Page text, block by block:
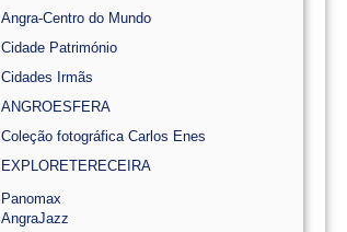
Angra-Centro do Mundo
Cidade Património
Cidades Irmãs
ANGROESFERA
Coleção fotográfica Carlos Enes
EXPLORETERECEIRA
Panomax
AngraJazz